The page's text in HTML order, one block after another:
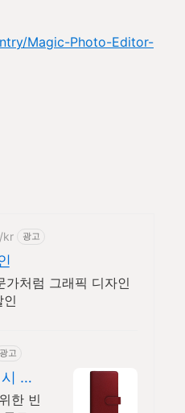
Magic-Photo-Editor-
kr 광고
처럼 그래픽 디자인
광고
적
한 빈